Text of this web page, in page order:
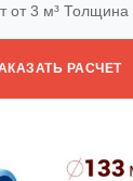
от 3 м³ Толщина
РАСЧЕТ